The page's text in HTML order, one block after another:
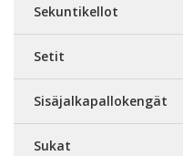
Sekuntikellot
Setit
Sisäjalkapallokengät
Sukat